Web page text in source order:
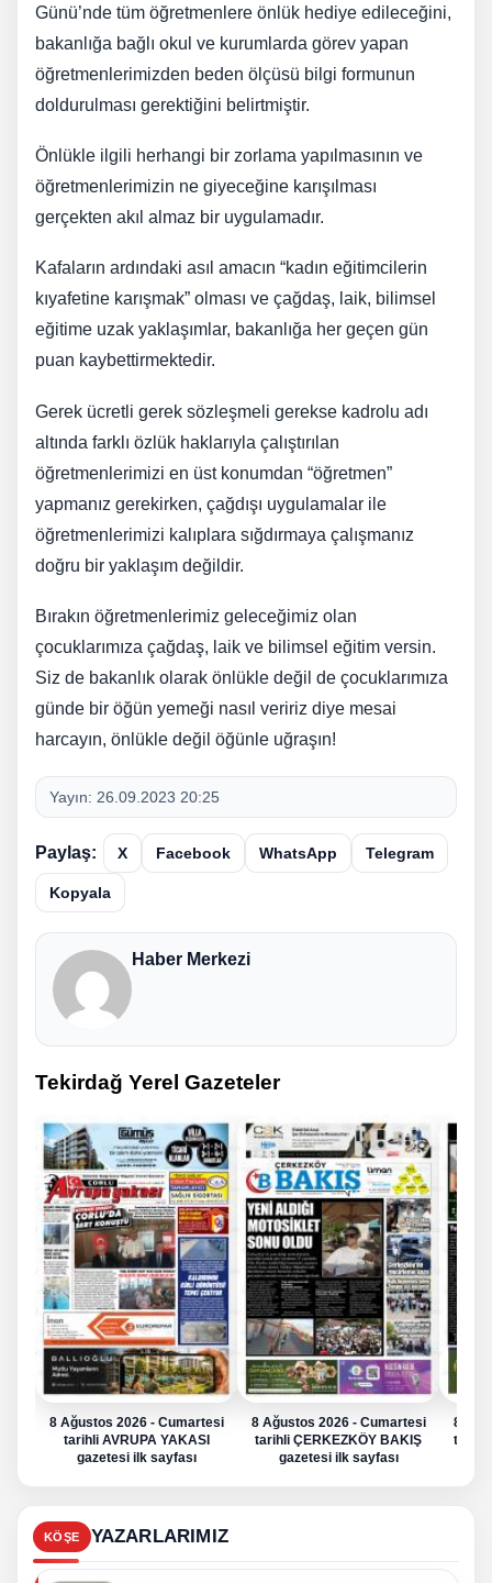
Günü’nde tüm öğretmenlere önlük hediye edileceğini,
bakanlığa bağlı okul ve kurumlarda görev yapan
öğretmenlerimizden beden ölçüsü bilgi formunun
doldurulması gerektiğini belirtmiştir.
Önlükle ilgili herhangi bir zorlama yapılmasının ve
öğretmenlerimizin ne giyeceğine karışılması
gerçekten akıl almaz bir uygulamadır.
Kafaların ardındaki asıl amacın “kadın eğitimcilerin
kıyafetine karışmak” olması ve çağdaş, laik, bilimsel
eğitime uzak yaklaşımlar, bakanlığa her geçen gün
puan kaybettirmektedir.
Gerek ücretli gerek sözleşmeli gerekse kadrolu adı
altında farklı özlük haklarıyla çalıştırılan
öğretmenlerimizi en üst konumdan “öğretmen”
yapmanız gerekirken, çağdışı uygulamalar ile
öğretmenlerimizi kalıplara sığdırmaya çalışmanız
doğru bir yaklaşım değildir.
Bırakın öğretmenlerimiz geleceğimiz olan
çocuklarımıza çağdaş, laik ve bilimsel eğitim versin.
Siz de bakanlık olarak önlükle değil de çocuklarımıza
günde bir öğün yemeği nasıl veririz diye mesai
harcayın, önlükle değil öğünle uğraşın!
Yayın: 26.09.2023 20:25
Paylaş: X Facebook WhatsApp Telegram
Kopyala
Haber Merkezi
Tekirdağ Yerel Gazeteler
8 Ağustos 2026 - Cumartesi
tarihli AVRUPA YAKASI
gazetesi ilk sayfası
8 Ağustos 2026 - Cumartesi
tarihli ÇERKEZKÖY BAKIŞ
gazetesi ilk sayfası
8
tarihli
KÖŞE YAZARLARIMIZ